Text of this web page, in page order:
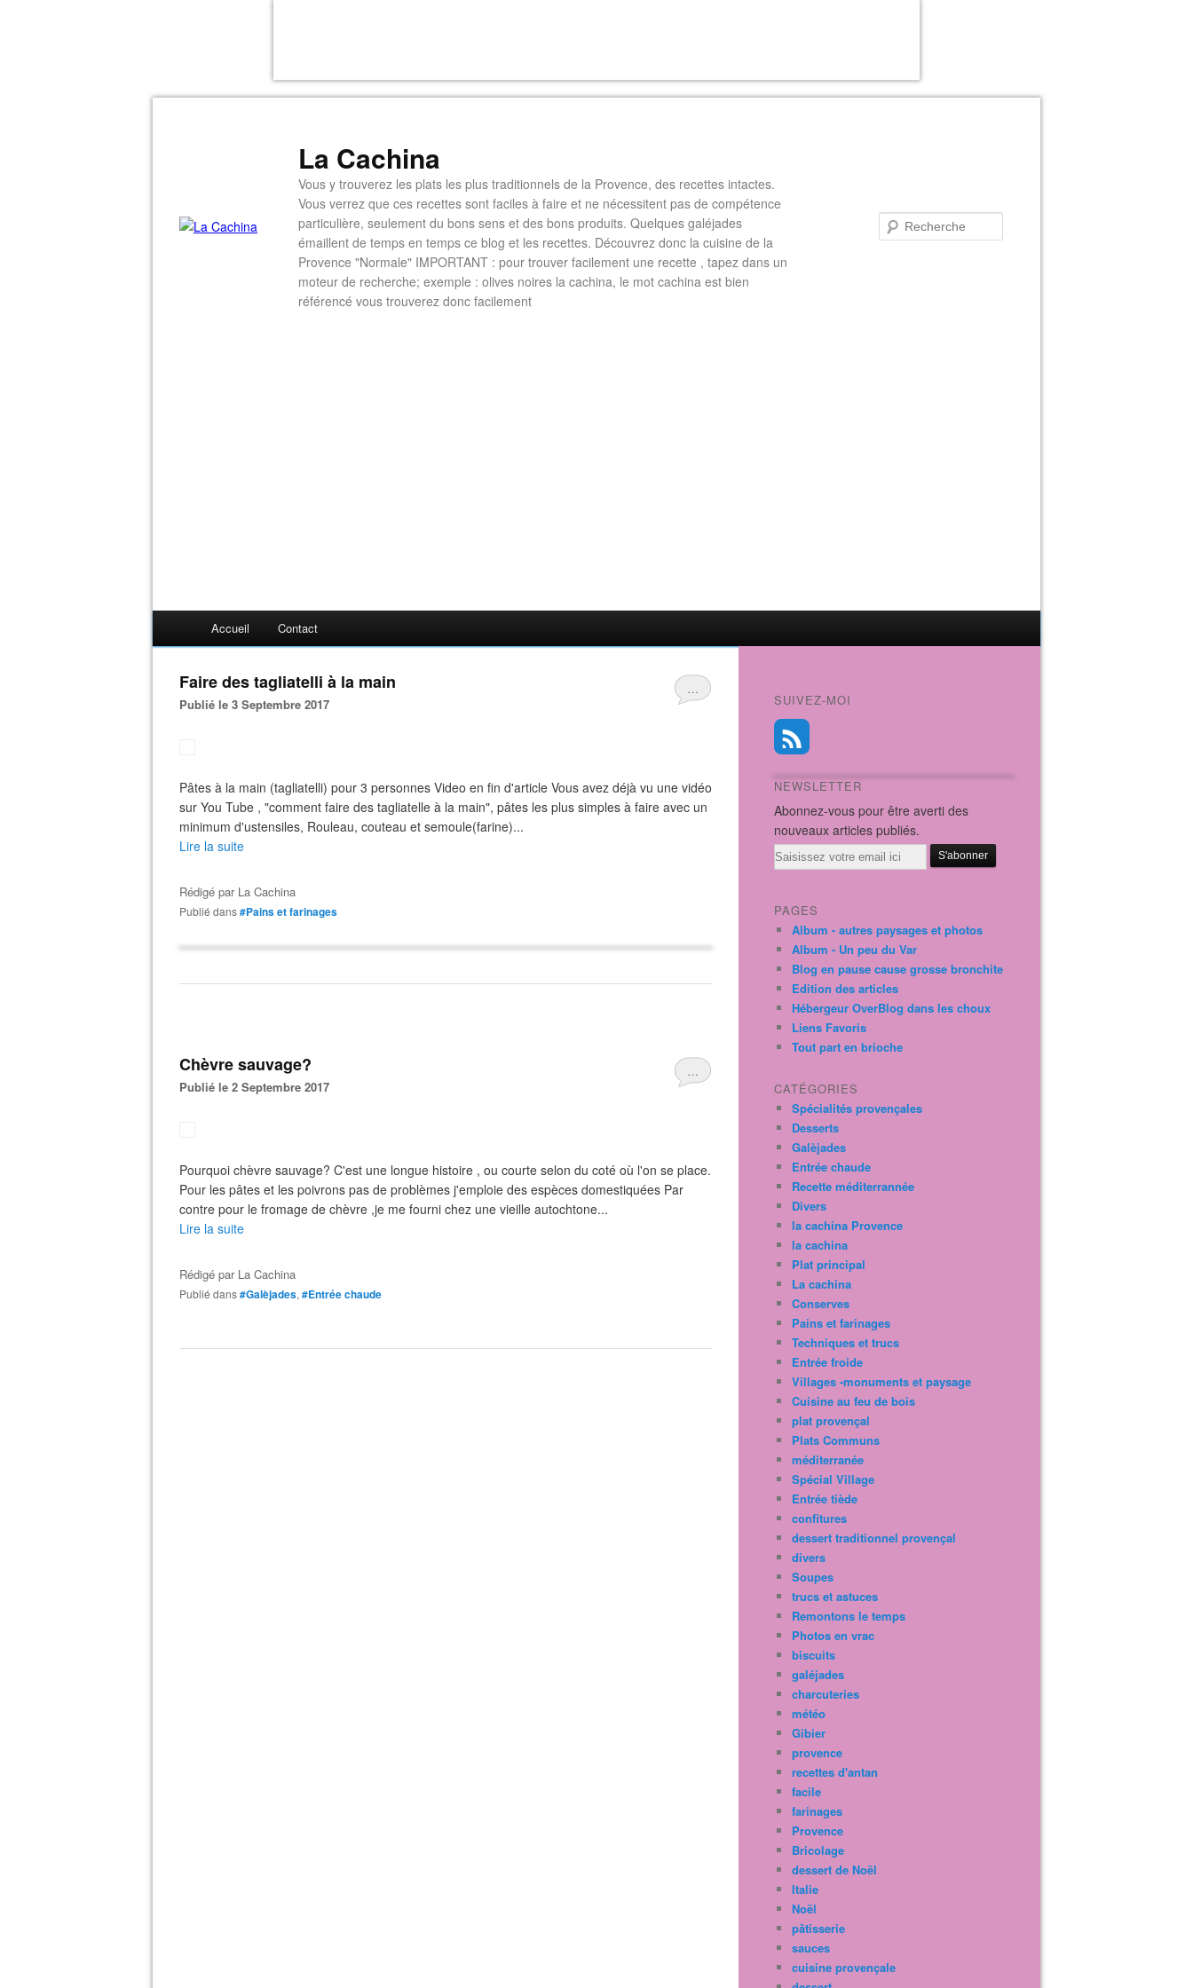
La Cachina
Vous y trouverez les plats les plus traditionnels de la Provence, des recettes intactes.
Vous verrez que ces recettes sont faciles à faire et ne nécessitent pas de compétence
particulière, seulement du bons sens et des bons produits. Quelques galéjades
émaillent de temps en temps ce blog et les recettes. Découvrez donc la cuisine de la
Provence "Normale" IMPORTANT : pour trouver facilement une recette , tapez dans un
moteur de recherche; exemple : olives noires la cachina, le mot cachina est bien
référencé vous trouverez donc facilement
Accueil Contact
…
faire des tagliatelli à la main
Publié le 3 Septembre 2017
Pâtes à la main (tagliatelli) pour 3 personnes Video en fin d'article Vous avez déjà vu une vidéo
sur You Tube , "comment faire des tagliatelle à la main", pâtes les plus simples à faire avec un
minimum d'ustensiles, Rouleau, couteau et semoule(farine)...
Lire la suite
Rédigé par La Cachina
Publié dans#Pains et farinages
…
Chèvre sauvage?
Publié le 2 Septembre 2017
Pourquoi chèvre sauvage? C'est une longue histoire , ou courte selon du coté où l'on se place.
Pour les pâtes et les poivrons pas de problèmes j'emploie des espèces domestiquées Par
contre pour le fromage de chèvre ,je me fourni chez une vieille autochtone...
Lire la suite
Rédigé par La Cachina
Publié dans#Galèjades, #Entrée chaude
SUIVEZ-MOI
NEWSLETTER
Abonnez-vous pour être averti des
nouveaux articles publiés.
Email
PAGES
Album - autres paysages et photos
Album - Un peu du Var
Blog en pause cause grosse bronchite
Edition des articles
Hébergeur OverBlog dans les choux
Liens Favoris
Tout part en brioche
CATÉGORIES
Spécialités provençales
Desserts
Galèjades
Entrée chaude
Recette méditerrannée
Divers
la cachina Provence
la cachina
Plat principal
La cachina
Conserves
Pains et farinages
Techniques et trucs
Entrée froide
Villages -monuments et paysage
Cuisine au feu de bois
plat provençal
Plats Communs
méditerranée
Spécial Village
Entrée tiède
confitures
dessert traditionnel provençal
divers
Soupes
trucs et astuces
Remontons le temps
Photos en vrac
biscuits
galéjades
charcuteries
météo
Gibier
provence
recettes d'antan
facile
farinages
Provence
Bricolage
dessert de Noël
Italie
Noël
pâtisserie
sauces
cuisine provençale